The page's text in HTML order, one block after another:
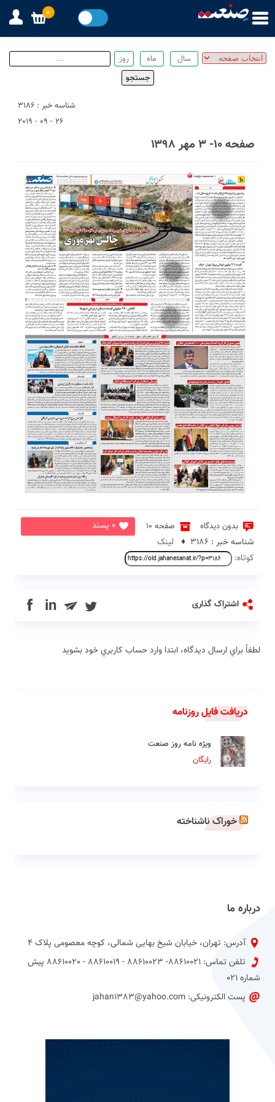
شناسه خبر : 3186
26 - 09 - 2019
صفحه ۱۰- ۳ مهر ۱۳۹۸
1
2
3
بدون دیدگاه صفحه 10
0 پسند
شناسه خبر : 3186 ♦
لینک
کوتاه:
اشتراک گذاری in
لطفاً براي ارسال دیدگاه، ابتدا وارد حساب كاربري خود بشويد
دریافت فایل روزنامه
ویژه نامه روز صنعت
رایگان
خوراک ناشناخته
درباره ما
آدرس: تهران، خیابان شیخ بهایی شمالی، کوچه معصومی پلاک 4
تلفن تماس: 88610021- 88610023 - 88610019 - 88610020 پیش
شماره 021
پست الکترونیکی: jahan1383@yahoo.com
0